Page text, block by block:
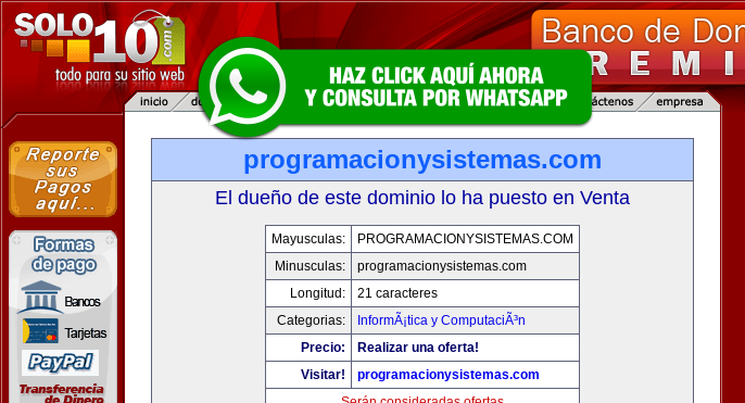
programacionysistemas.com
El dueño de este dominio lo ha puesto en Venta
Mayusculas:
PROGRAMACIONYSISTEMAS.COM
Minusculas:
programacionysistemas.com
Longitud:
21 caracteres
Categorias:
InformÃ¡tica y ComputaciÃ³n
Precio:
Realizar una oferta!
Visitar!
programacionysistemas.com